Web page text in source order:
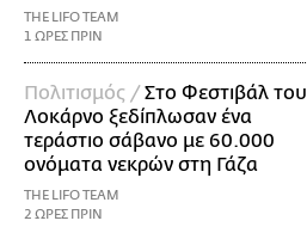
THE LIFO TEAM
1 ΩΡΕΣ ΠΡΙΝ
Πολιτισμός /Στο Φεστιβάλ του
Λοκάρνο ξεδίπλωσαν ένα
τεράστιο σάβανο με 60.000
ονόματα νεκρών στη Γάζα
THE LIFO TEAM
2 ΩΡΕΣ ΠΡΙΝ